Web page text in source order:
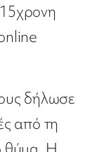
δήλωσε
από τη